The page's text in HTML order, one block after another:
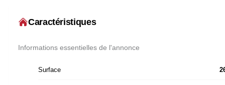
Caractéristiques
Informations essentielles de l'annonce
Surface